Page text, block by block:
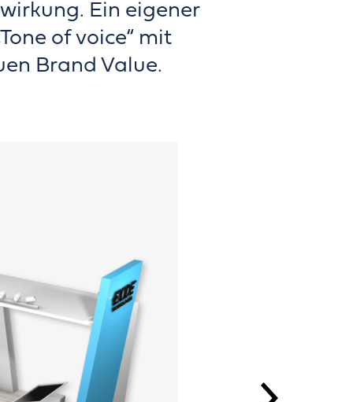
Ein eigener
of voice“ mit
Brand Value.